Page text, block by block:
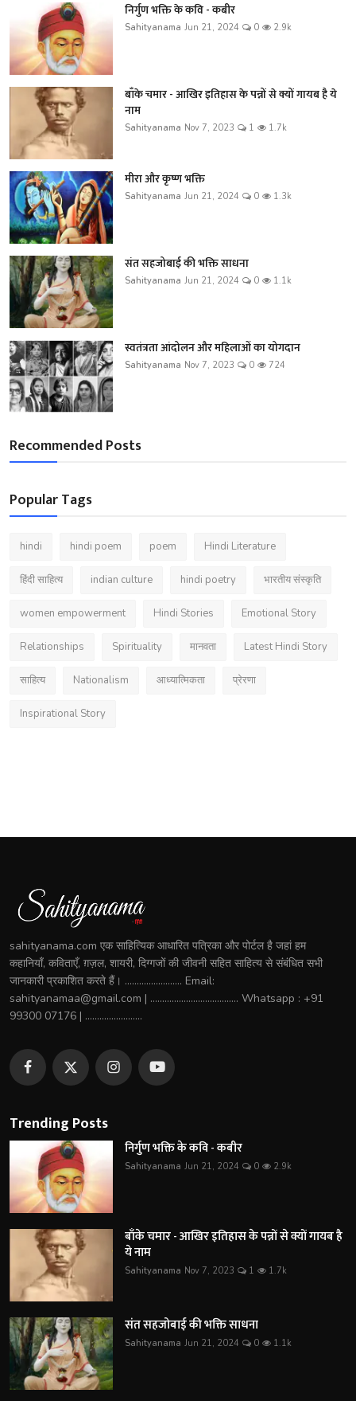
निर्गुण भक्ति के कवि - कबीर
Sahityanama Jun 21, 2024 0 2.9k
बाँके चमार - आखिर इतिहास के पन्नों से क्यों गायब है ये
नाम
Sahityanama Nov 7, 2023 1 1.7k
मीरा और कृष्ण भक्ति
Sahityanama Jun 21, 2024 0 1.3k
संत सहजोबाई की भक्ति साधना
Sahityanama Jun 21, 2024 0 1.1k
स्वतंत्रता आंदोलन और महिलाओं का योगदान
Sahityanama Nov 7, 2023 0 724
Recommended Posts
Popular Tags
hindi hindi poem poem Hindi Literature
हिंदी साहित्य indian culture hindi poetry भारतीय संस्कृति
women empowerment Hindi Stories Emotional Story
Relationships Spirituality मानवता Latest Hindi Story
साहित्य Nationalism आध्यात्मिकता प्रेरणा
Inspirational Story
sahityanama.com एक साहित्यिक आधारित पत्रिका और पोर्टल है जहां हम
कहानियाँ, कविताएँ, ग़ज़ल, शायरी, दिग्गजों की जीवनी सहित साहित्य से संबंधित सभी
जानकारी प्रकाशित करते हैं। ........................ Email:
sahityanamaa@gmail.com | ..................................... Whatsapp : +91
99300 07176 | ........................
Trending Posts
निर्गुण भक्ति के कवि - कबीर
Sahityanama Jun 21, 2024 0 2.9k
बाँके चमार - आखिर इतिहास के पन्नों से क्यों गायब है
ये नाम
Sahityanama Nov 7, 2023 1 1.7k
संत सहजोबाई की भक्ति साधना
Sahityanama Jun 21, 2024 0 1.1k